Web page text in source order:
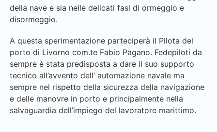
della nave e sia nelle delicati fasi di ormeggio e
disormeggio.
A questa sperimentazione parteciperà il Pilota del
porto di Livorno com.te Fabio Pagano. Fedepiloti da
sempre è stata predisposta a dare il suo supporto
tecnico all’avvento dell’ automazione navale ma
sempre nel rispetto della sicurezza della navigazione
e delle manovre in porto e principalmente nella
salvaguardia dell’impiego del lavoratore marittimo.